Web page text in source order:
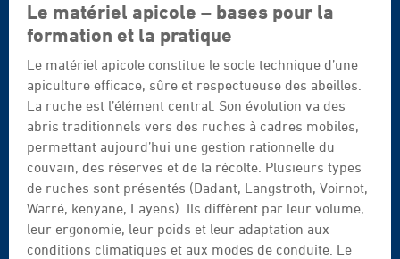
Le matériel apicole – bases pour la
formation et la pratique
Le matériel apicole constitue le socle technique d’une
apiculture efficace, sûre et respectueuse des abeilles.
La ruche est l’élément central. Son évolution va des
abris traditionnels vers des ruches à cadres mobiles,
permettant aujourd’hui une gestion rationnelle du
couvain, des réserves et de la récolte. Plusieurs types
de ruches sont présentés (Dadant, Langstroth, Voirnot,
Warré, kenyane, Layens). Ils diffèrent par leur volume,
leur ergonomie, leur poids et leur adaptation aux
conditions climatiques et aux modes de conduite. Le